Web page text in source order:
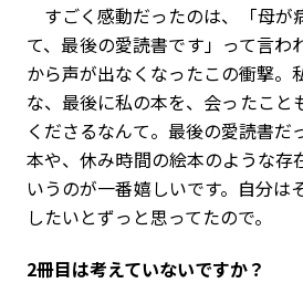
すごく感動だったのは、「母が
て、最後の愛読書です」って言わ
から声が出なくなったこの衝撃。
な、最後に私の本を、会ったこと
くださるなんて。最後の愛読書だ
本や、休み時間の絵本のような存
いうのが一番嬉しいです。自分は
したいとずっと思ってたので。
――2冊目は考えていないですか？